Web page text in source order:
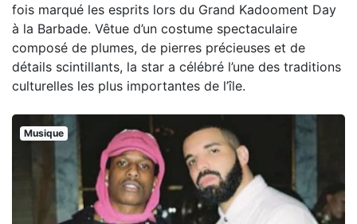
fois marqué les esprits lors du Grand Kadooment Day
à la Barbade. Vêtue d’un costume spectaculaire
composé de plumes, de pierres précieuses et de
détails scintillants, la star a célébré l’une des traditions
culturelles les plus importantes de l’île.
Musique